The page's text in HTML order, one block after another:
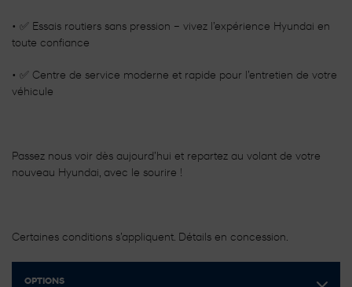
• ✅ Essais routiers sans pression – vivez l’expérience Hyundai en
toute confiance
• ✅ Centre de service moderne et rapide pour l’entretien de votre
véhicule
Passez nous voir dès aujourd’hui et repartez au volant de votre
nouveau Hyundai, avec le sourire !
Certaines conditions s’appliquent. Détails en concession.
OPTIONS